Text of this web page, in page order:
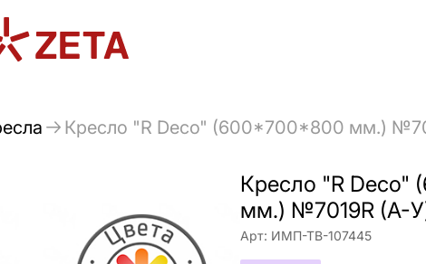
Кресло "R Deco" (600*700*800 мм.)
Кресло "R
мм.) №7019R (A-
Арт: ИМП-ТВ-107445